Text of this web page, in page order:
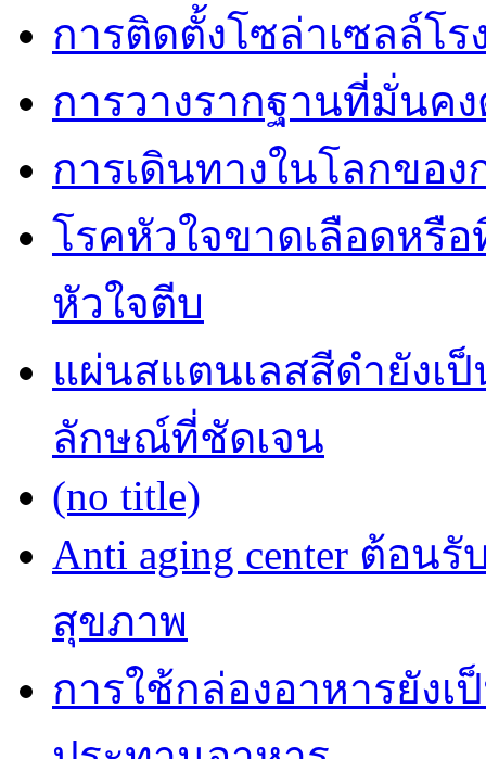
การติดตั้งโซล่าเซลล์โ
การวางรากฐานที่มั่นค
การเดินทางในโลกขอ
โรคหัวใจขาดเลือดหรื
หัวใจตีบ
แผ่นสแตนเลสสีดำยังเ
ลักษณ์ที่ชัดเจน
(no title)
Anti aging center ต้อน
สุขภาพ
การใช้กล่องอาหารยังเ